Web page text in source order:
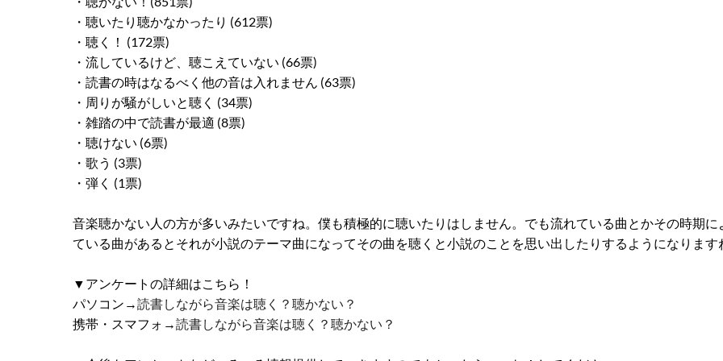
・聴いたり聴かなかったり (612票)
・聴く！ (172票)
・流しているけど、聴こえていない (66票)
・読書の時はなるべく他の音は入れません (63票)
・周りが騒がしいと聴く (34票)
・雑踏の中で読書が最適 (8票)
・聴けない (6票)
・歌う (3票)
・弾く (1票)
音楽聴かない人の方が多いみたいですね。僕も積極的に聴いたりはしません。でも流れている曲とかその時期に
ている曲があるとそれが小説のテーマ曲になってその曲を聴くと小説のことを思い出したりするようになります
▼アンケートの詳細はこちら！
パソコン→読書しながら音楽は聴く？聴かない？
携帯・スマフォ→読書しながら音楽は聴く？聴かない？